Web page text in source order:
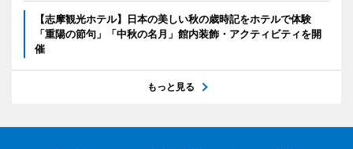
【志摩観光ホテル】日本の美しい秋の歳時記をホテルで体験
「重陽の節句」「中秋の名月」館内装飾・アクティビティを開
催
もっと見る